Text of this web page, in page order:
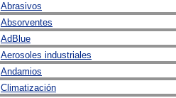
Abrasivos
Absorventes
AdBlue
Aerosoles industriales
Andamios
Climatización